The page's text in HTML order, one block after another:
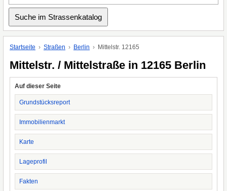
Startseite Straßen Berlin Mittelstr. 12165
Mittelstr. / Mittelstraße in 12165 Berlin
Auf dieser Seite
Grundstücksreport
Immobilienmarkt
Karte
Lageprofil
Fakten